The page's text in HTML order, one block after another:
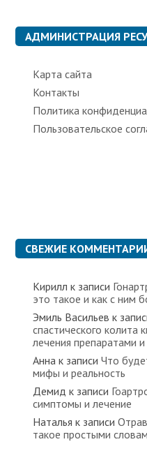
к
и АДМИНИСТРАЦИЯ
Карта сайта
Контакты
Политика
Пользовательское
СВЕЖИЕ
Кирилл к записи
это такое и как с ним
Эмиль Васильев к
спастического колита
лечения препаратами
Анна к записиЧто
мифы и реальность
Демид к записи
симптомы и лечение
Наталья к записи
такое простыми